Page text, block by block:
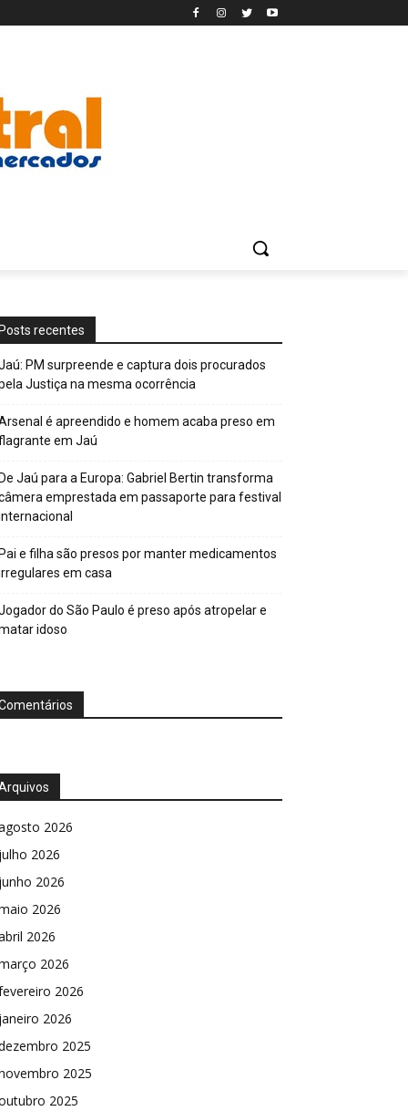
recentes
PM surpreende e captura dois procurados
Justiça na mesma ocorrência
é apreendido e homem acaba preso em
em Jaú
Jaú para a Europa: Gabriel Bertin transforma
emprestada em passaporte para festival
e filha são presos por manter medicamentos
em casa
do São Paulo é preso após atropelar e
idoso
2026
2026
2026
2026
2026
2026
2026
2026
2025
2025
2025